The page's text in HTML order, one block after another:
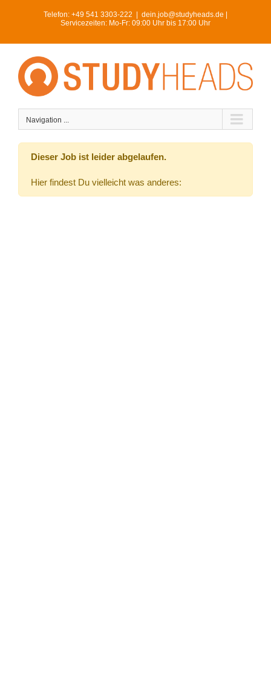
Telefon: +49 541 3303-222
dein.job@studyheads.de |
Servicezeiten: Mo-Fr: 09:00 Uhr bis 17:00 Uhr
Navigation ...
Dieser Job ist leider abgelaufen.
Hier findest Du vielleicht was anderes: